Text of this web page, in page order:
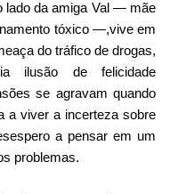
lado da amiga Val — mãe
tóxico —,vive em
do tráfico de drogas,
ilusão de felicidade
se agravam quando
a viver a incerteza sobre
a pensar em um
problemas.